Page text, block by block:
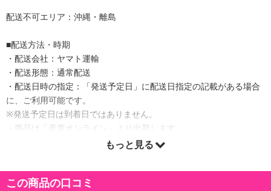
配送不可エリア：沖縄・離島
■配送方法・時期
・配送会社：ヤマト運輸
・配送形態：通常配送
・配送日時の指定：「発送予定日」に配送日指定の記載がある場合
に、ご利用可能です。
※発送予定日は到着日ではありません。
・商品は「産直オンライン」より出荷します。
商品詳細
もっと見る
この商品の口コミ